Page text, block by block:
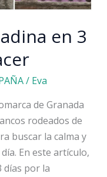
en 3
/ Eva
de Granada
rodeados de
buscar la calma y
En este artículo,
por la